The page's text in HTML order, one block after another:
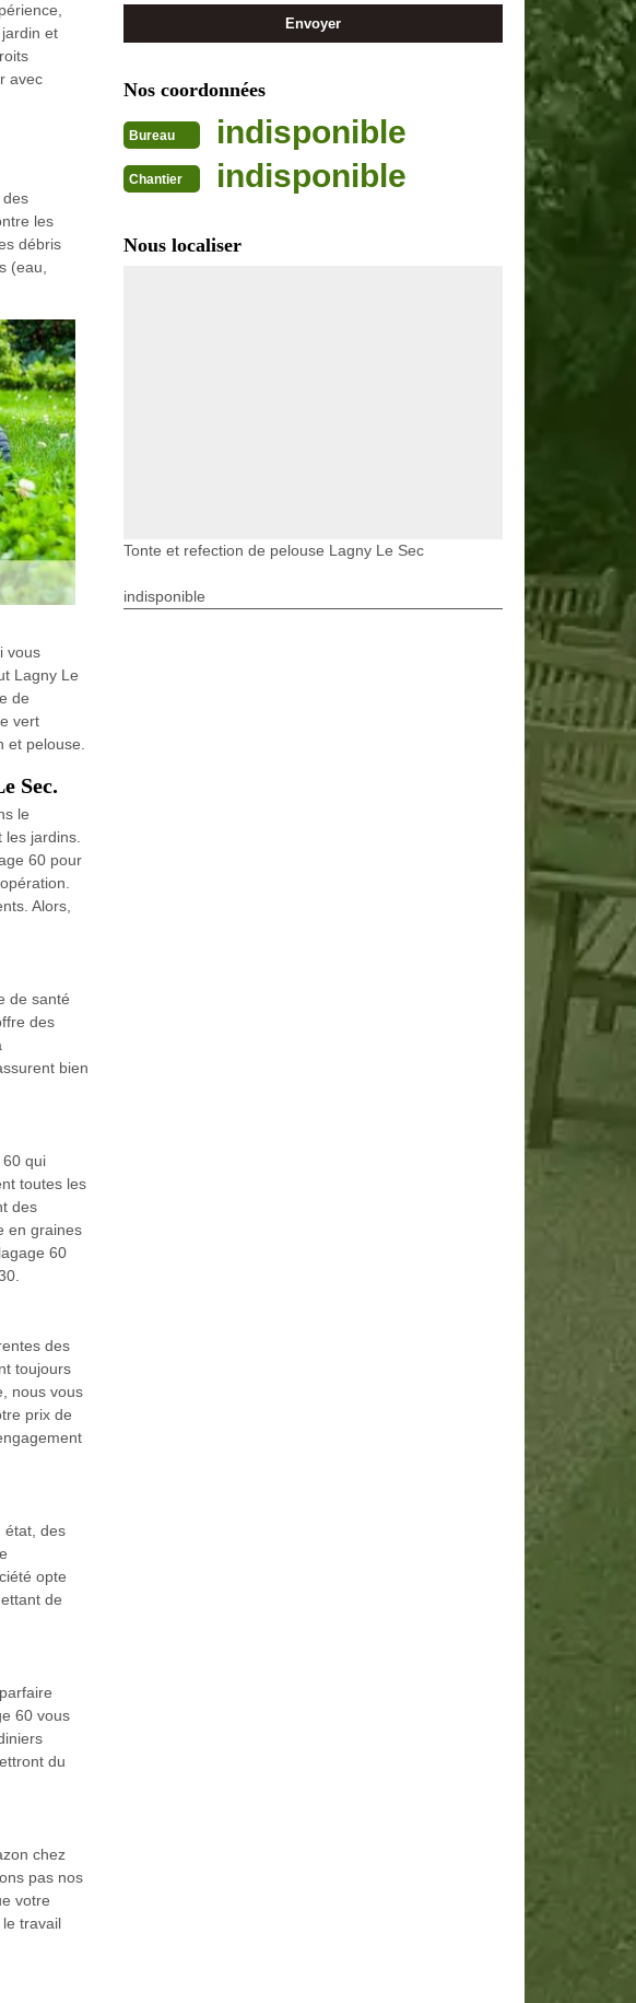
et
avec
des
les
débris
(eau,
vous
Lagny Le
de
vert
et pelouse.
Sec.
le
jardins.
60 pour
Alors,
de santé
des
bien
qui
toutes les
des
en graines
60
des
toujours
nous vous
prix de
état, des
opte
de
60 vous
du
chez
pas nos
votre
travail
Nos coordonnées
Bureau indisponible
Chantier indisponible
Nous localiser
Tonte et refection de pelouse Lagny Le Sec
indisponible